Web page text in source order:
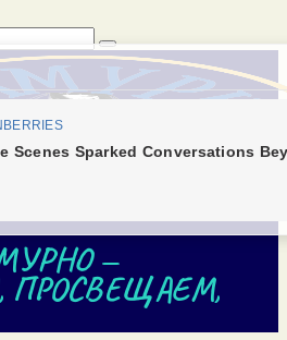
—
ПРОСВЕЩАЕМ,